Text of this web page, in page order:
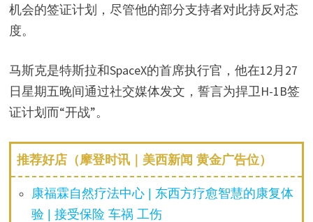
机会的签证计划，尽管他的部分支持者对此持反对态
度。
马斯克是特斯拉和SpaceX的首席执行官，他在12月27
日星期五晚间通过社交媒体发文，誓言为捍卫H-1B签
证计划而“开战”。
推荐好店（摩登时讯｜美西新闻 黄金广告位）
康福霖自然疗法中心 | 东西方疗愈智慧的康复体
验 | 接受保险 车祸 工伤